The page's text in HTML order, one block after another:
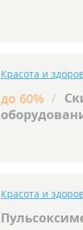
Красота и
до 60% /
Красота и